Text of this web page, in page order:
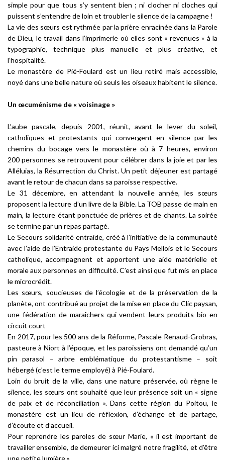
simple pour que tous s’y sentent bien ; ni clocher ni cloches qui
puissent s’entendre de loin et troubler le silence de la campagne !
La vie des sœurs est rythmée par la prière enracinée dans la Parole
de Dieu, le travail dans l’imprimerie où elles sont « revenues » à la
typographie, technique plus manuelle et plus créative, et
l’hospitalité.
Le monastère de Pié-Foulard est un lieu retiré mais accessible,
noyé dans une belle nature où seuls les oiseaux habitent le silence.
Un œcuménisme de « voisinage »
L’aube pascale, depuis 2001, réunit, avant le lever du soleil,
catholiques et protestants qui convergent en silence par les
chemins du bocage vers le monastère où à 7 heures, environ
200 personnes se retrouvent pour célébrer dans la joie et par les
Alléluias, la Résurrection du Christ. Un petit déjeuner est partagé
avant le retour de chacun dans sa paroisse respective.
Le 31 décembre, en attendant la nouvelle année, les sœurs
proposent la lecture d’un livre de la Bible. La TOB passe de main en
main, la lecture étant ponctuée de prières et de chants. La soirée
se termine par un repas partagé.
Le Secours solidarité entraide, créé à l’initiative de la communauté
avec l’aide de l’Entraide protestante du Pays Mellois et le Secours
catholique, accompagnent et apportent une aide matérielle et
morale aux personnes en difficulté. C’est ainsi que fut mis en place
le microcrédit.
Les sœurs, soucieuses de l’écologie et de la préservation de la
planète, ont contribué au projet de la mise en place du Clic paysan,
une fédération de maraîchers qui vendent leurs produits bio en
circuit court
En 2017, pour les 500 ans de la Réforme, Pascale Renaud-Grobras,
pasteure à Niort à l’époque, et les paroissiens ont demandé qu’un
pin parasol – arbre emblématique du protestantisme – soit
hébergé (c’est le terme employé) à Pié-Foulard.
Loin du bruit de la ville, dans une nature préservée, où règne le
silence, les sœurs ont souhaité que leur présence soit un « signe
de paix et de réconciliation ». Dans cette région du Poitou, le
monastère est un lieu de réflexion, d’échange et de partage,
d’écoute et d’accueil.
Pour reprendre les paroles de sœur Marie, « il est important de
travailler ensemble, de demeurer ici malgré notre fragilité, et d’être
une petite lumière». . .